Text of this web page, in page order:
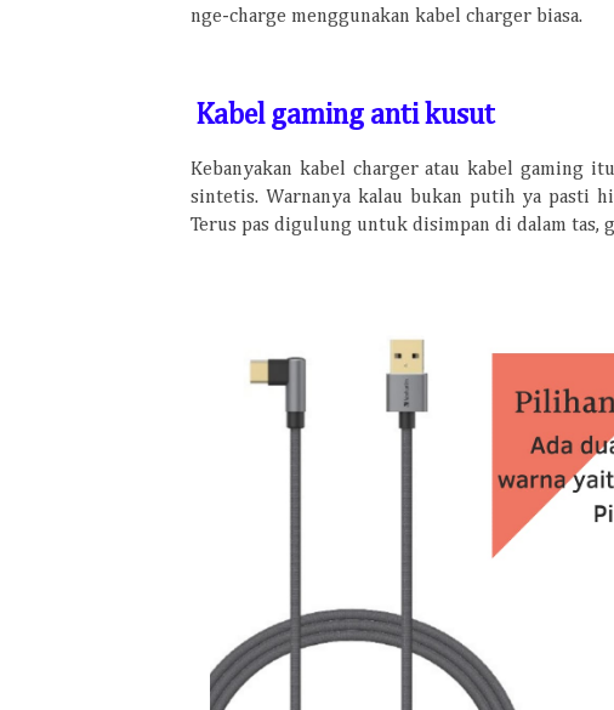
nge-charge menggunakan kabel charger biasa.
Kabel gaming anti kusut
Kebanyakan kabel charger atau kabel gaming
sintetis. Warnanya kalau bukan putih ya pasti
Terus pas digulung untuk disimpan di dalam tas,